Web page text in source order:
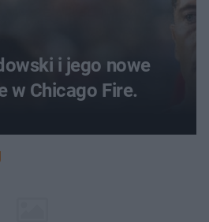
i jego nowe
w Chicago Fire.